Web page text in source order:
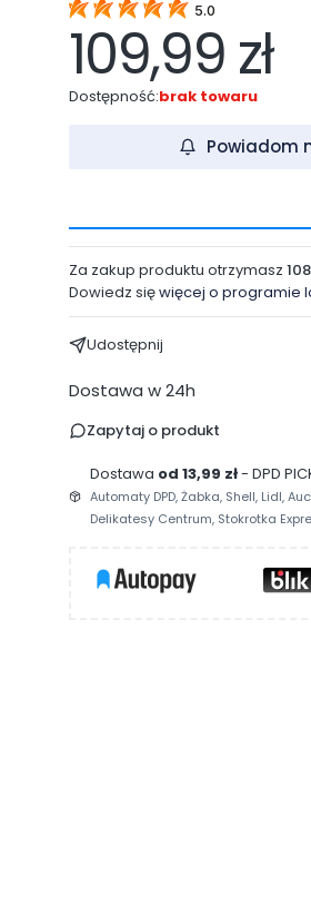
5.0
109,99 zł
Dostępność:brak towaru
Powiadom
Za zakup produktu otrzymasz
Dowiedz sięwięcej o programie
Udostępnij
Dostawa w 24h
Zapytaj o produkt
Dostawa od 13,99 zł- DPD
Automaty DPD, Żabka, Shell, Lidl,
Delikatesy Centrum, Stokrotka